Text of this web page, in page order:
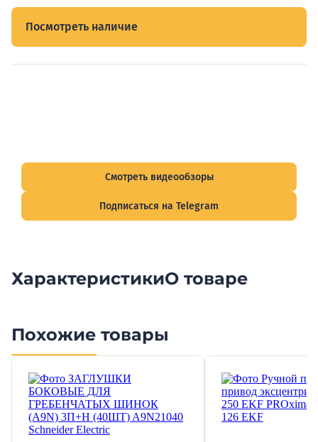
Посмотреть наличие
Смотреть видеообзоры
Подписаться на Telegram
ХарактеристикиО товаре
Похожие товары